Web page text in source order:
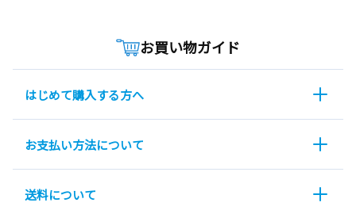
お買い物ガイド
はじめて購入する方へ
お支払い方法について
送料について